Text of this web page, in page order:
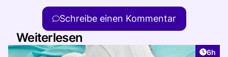
Schreibe einen Kommentar
Weiterlesen
6h